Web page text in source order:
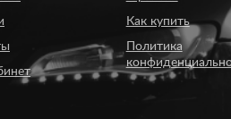
в интернет
ассортимент видеорегистраторов,
отличается
Как купить
Политика